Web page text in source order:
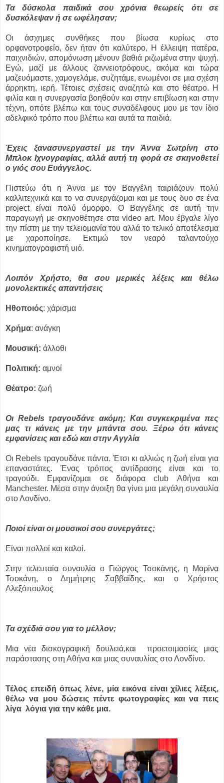
Τα δύσκολα παιδικά σου χρόνια θεωρείς ότι σε
δυσκόλεψαν ή σε ωφέλησαν;
Οι άσχημες συνθήκες που βίωσα κυρίως στο
ορφανοτροφείο, δεν ήταν ότι καλύτερο, Η έλλειψη πατέρα,
παιχνιδιών, απομόνωση μένουν βαθιά ριζωμένα στην ψυχή.
Εγώ, μαζί με άλλους ζαννειοτρόφους, ακόμα και τώρα
μαζευόμαστε, χαμογελάμε, συζητάμε, ενωμένοι σε μια σχέση
άρρηκτη, ιερή. Τέτοιες σχέσεις αναζητώ και στο θέατρο. Η
φιλία και η συνεργασία βοηθούν και στην επιβίωση και στην
τέχνη, οπότε βλέπω και τους συναδέλφους μου με τον ίδιο
αδελφικό τρόπο που βλέπω και αυτά τα παιδιά.
Έχεις ξανασυνεργαστεί με την Άννα Σωτρίνη στο
Μπλοκ Ιχνογραφίας, αλλά αυτή τη φορά σε σκηνοθετεί
ο γιός σου Ευάγγελος.
Πιστεύω ότι η Άννα με τον Βαγγέλη ταιριάζουν πολύ
καλλιτεχνικά και το να συνεργάζομαι και με τους δυο σε ένα
project είναι πολύ όμορφο. Ο Βαγγέλης σε αυτή την
παραγωγή με σκηνοθέτησε στα video art. Μου έβγαλε λίγο
την πίστη με την τελειομανία του αλλά το τελικό αποτέλεσμα
με χαροποίησε. Εκτιμώ τον νεαρό ταλαντούχο
κινηματογραφιστή υιό.
Λοιπόν Χρήστο, θα σου μερικές λέξεις και θέλω
μονολεκτικές απαντήσεις
Ηθοποιός: χάρισμα
Χρήμα: ανάγκη
Μουσική: άλλοθι
Πολιτική: αμνοί
Θέατρο: ζωή
Οι Rebels τραγουδάνε ακόμη; Και συγκεκριμένα πες
μας τι κάνεις με την μπάντα σου. Ξέρω ότι κάνεις
εμφανίσεις και εδώ και στην Αγγλία
Οι Rebels τραγουδάνε πάντα. Έτσι κι αλλιώς η ζωή είναι για
επαναστάτες. Ένας τρόπος αντίδρασης είναι και το
τραγούδι. Εμφανίζομαι σε διάφορα club Αθήνα και
Manchester. Μέσα στην άνοιξη θα γίνει μια μεγάλη συναυλία
στο Λονδίνο.
Ποιοί είναι οι μουσικοί σου συνεργάτες;
Είναι πολλοί και καλοί.
Στην τελευταία συναυλία ο Γιώργος Τσοκάνης, η Μαρίνα
Τσοκάνη, ο Δημήτρης Σαββαΐδης, και ο Χρήστος
Αλεξόπουλος
Τα σχέδιά σου για το μέλλον;
Μια νέα δισκογραφική δουλειά,και προετοιμασίες μιας
παράστασης στη Αθήνα και μιας συναυλίας στο Λονδίνο.
Τέλος επειδή όπως λένε, μία εικόνα είναι χίλιες λέξεις,
θέλω να μου δώσεις πέντε φωτογραφίες και να πεις
λίγα λόγια για την κάθε μια.